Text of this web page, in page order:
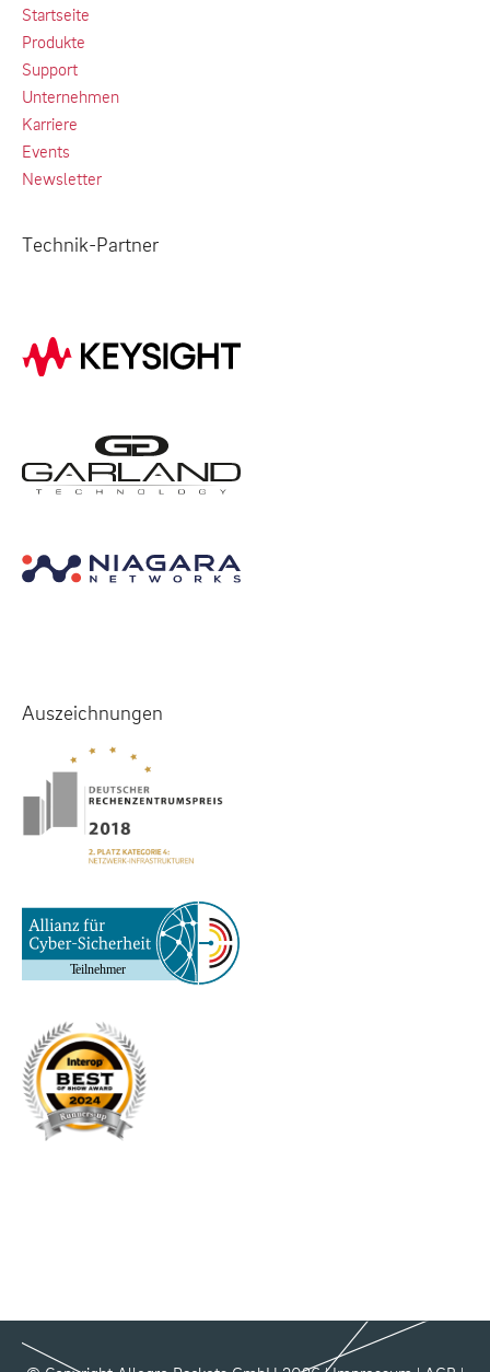
Startseite
Produkte
Support
Unternehmen
Karriere
Events
Newsletter
Technik-Partner
Auszeichnungen